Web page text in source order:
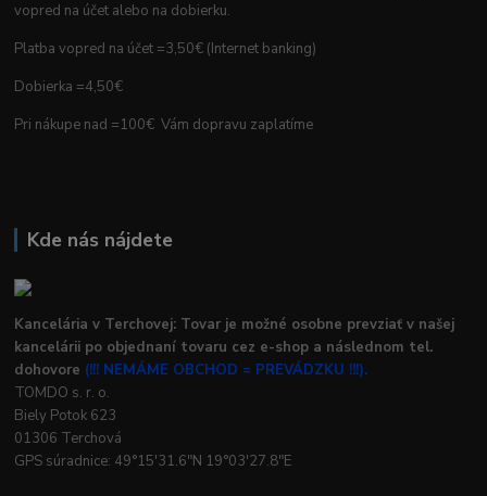
vopred na účet alebo na dobierku.
Platba vopred na účet =3,50€ (Internet banking)
Dobierka =4,50€
Pri nákupe nad =100€ Vám dopravu zaplatíme
Kde nás nájdete
Kancelária v Terchovej: Tovar je možné osobne prevziať v našej
kancelárii po objednaní tovaru cez e-shop a následnom tel.
dohovore (!!! NEMÁME OBCHOD = PREVÁDZKU !!!).
TOMDO s. r. o.
Biely Potok 623
01306 Terchová
GPS súradnice: 49°15'31.6"N 19°03'27.8"E